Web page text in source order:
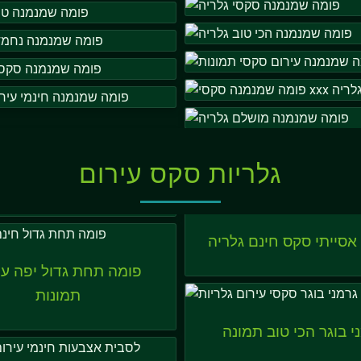
גלריות סקס עירום
פומה תחת גדול יפה
תמונות
אסייתי סקס חינם גלריה
בוגר הכי טוב תמונה